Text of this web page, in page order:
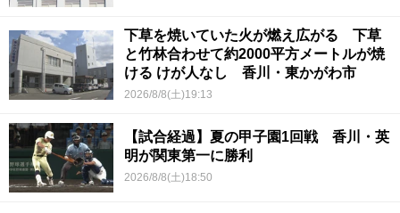
下草を焼いていた火が燃え広がる 下草
と竹林合わせて約2000平方メートルが焼
ける けが人なし 香川・東かがわ市
2026/8/8(土)19:13
【試合経過】夏の甲子園1回戦 香川・英
明が関東第一に勝利
2026/8/8(土)18:50